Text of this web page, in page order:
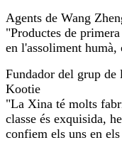
Agents de Wang
"Productes de
en l'assoliment
Fundador del grup de
Kootie
"La Xina té molts
classe és exquisida,
confiem els uns en